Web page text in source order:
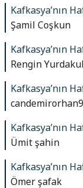
Kafkasya’nın
Şamil Coşkun
Kafkasya’nın
Rengin Yurdakul
Kafkasya’nın
Kafkasya’nın
Ümit şahin
Kafkasya’nın
Ömer şafak